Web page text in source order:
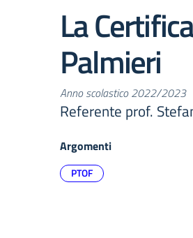
La
Palmieri
Anno scolastico 2022/2023
Referente prof.
Argomenti
PTOF